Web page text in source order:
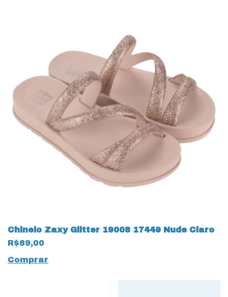
Chinelo Zaxy Glitter 19008 17449 Nude Claro
R$89,00
Comprar